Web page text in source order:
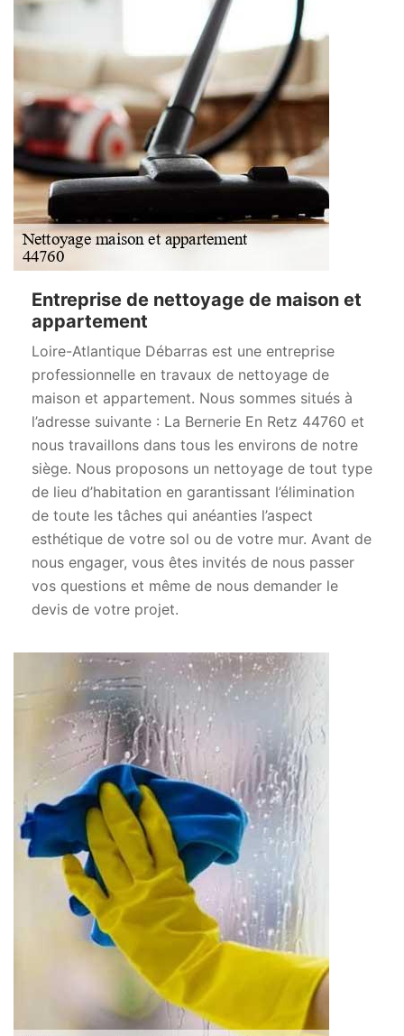
Entreprise de nettoyage de maison et
appartement
Loire-Atlantique Débarras est une entreprise
professionnelle en travaux de nettoyage de
maison et appartement. Nous sommes situés à
l’adresse suivante : La Bernerie En Retz 44760 et
nous travaillons dans tous les environs de notre
siège. Nous proposons un nettoyage de tout type
de lieu d’habitation en garantissant l’élimination
de toute les tâches qui anéanties l’aspect
esthétique de votre sol ou de votre mur. Avant de
nous engager, vous êtes invités de nous passer
vos questions et même de nous demander le
devis de votre projet.